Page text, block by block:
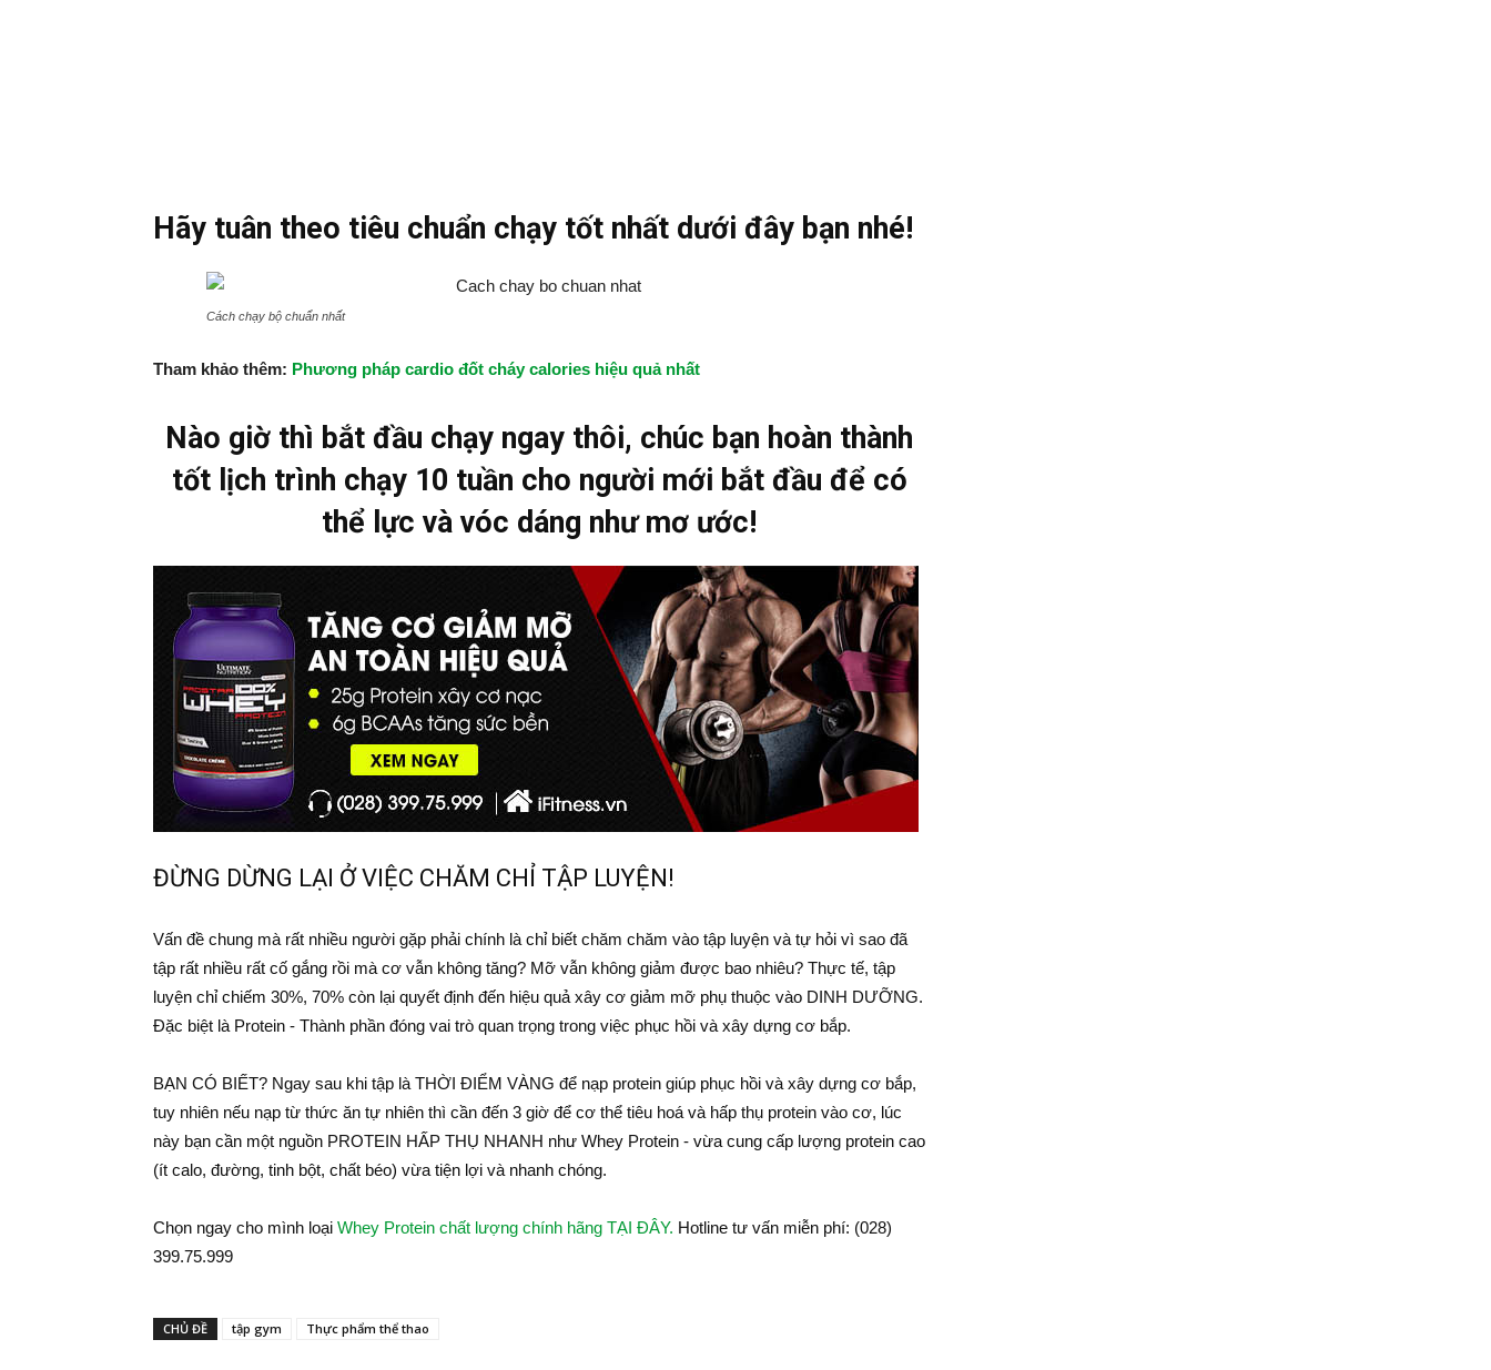
Hãy tuân theo tiêu chuẩn chạy tốt nhất dưới đây bạn nhé!
Cách chạy bộ chuẩn nhất
Tham khảo thêm: Phương pháp cardio đốt cháy calories hiệu quả nhất
Nào giờ thì bắt đầu chạy ngay thôi, chúc bạn hoàn thành
tốt lịch trình chạy 10 tuần cho người mới bắt đầu để có
thể lực và vóc dáng như mơ ước!
ĐỪNG DỪNG LẠI Ở VIỆC CHĂM CHỈ TẬP LUYỆN!
Vấn đề chung mà rất nhiều người gặp phải chính là chỉ biết chăm chăm vào tập luyện và tự hỏi vì sao đã
tập rất nhiều rất cố gắng rồi mà cơ vẫn không tăng? Mỡ vẫn không giảm được bao nhiêu? Thực tế, tập
luyện chỉ chiếm 30%, 70% còn lại quyết định đến hiệu quả xây cơ giảm mỡ phụ thuộc vào DINH DƯỠNG.
Đặc biệt là Protein - Thành phần đóng vai trò quan trọng trong việc phục hồi và xây dựng cơ bắp.
BẠN CÓ BIẾT? Ngay sau khi tập là THỜI ĐIỂM VÀNG để nạp protein giúp phục hồi và xây dựng cơ bắp,
tuy nhiên nếu nạp từ thức ăn tự nhiên thì cần đến 3 giờ để cơ thể tiêu hoá và hấp thụ protein vào cơ, lúc
này bạn cần một nguồn PROTEIN HẤP THỤ NHANH như Whey Protein - vừa cung cấp lượng protein cao
(ít calo, đường, tinh bột, chất béo) vừa tiện lợi và nhanh chóng.
Chọn ngay cho mình loại Whey Protein chất lượng chính hãng TẠI ĐÂY. Hotline tư vấn miễn phí: (028)
399.75.999
CHỦ ĐỀ tập gym Thực phẩm thể thao